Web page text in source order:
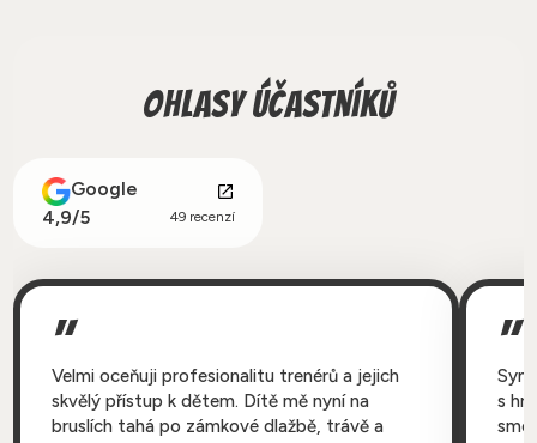
Ohlasy účastníků
Google
4,9/5
49 recenzí
Velmi oceňuji profesionalitu trenérů a jejich
skvělý přístup k dětem. Dítě mě nyní na
bruslích tahá po zámkové dlažbě, trávě a
Syn
s
sme